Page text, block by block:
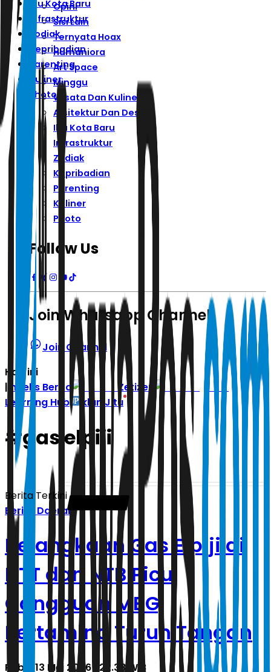
Ibu Kota Baru
Infrastruktur
Zodiak
Kepribadian
Parenting
Kuliner
Photo
Opini
Sisi Lain
Ternyata Hoax
Humaniora
Art Space
Minggu
Wisata Dan Kuliner
Arsitektur Dan Desain
Ibu Kota Baru
Infrastruktur
Zodiak
Kepribadian
Parenting
Kuliner
Photo
Follow Us
Join Whatsapp Channel
Join Channel
Hari ini
| Indeks Berita
Zetizen
Learning Hub
Iklan Jitu
#gas elpiji
Berita Terkini
Berita Daerah
Kelangkaan Gas Elpiji di
NTT dan NTB Picu
Gangguan MBG,
Pertamina Turun Tangan
Rabu, 13 Mei 2026 | 22.38 WIB